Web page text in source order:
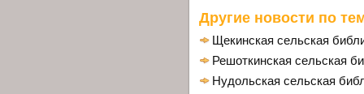
Другие новости по
Щекинская сельская
Решоткинская сельская
Нудольская сельская